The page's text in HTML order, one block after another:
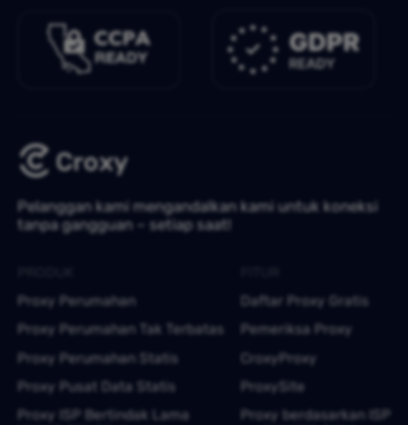
Pelanggan kami mengandalkan kami untuk koneksi
tanpa gangguan – setiap saat!
Proxy Perumahan
Proxy Perumahan Tak Terbatas
Proxy Perumahan Statis
Proxy Pusat Data Statis
Proxy ISP Bertindak Lama
Daftar Proxy Gratis
Pemeriksa Proxy
CroxyProxy
ProxySite
Proxy berdasarkan ISP